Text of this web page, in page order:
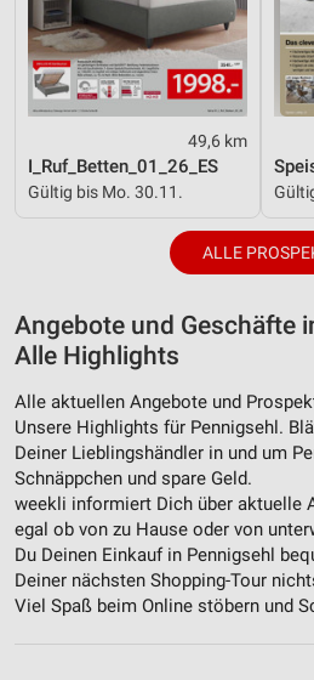
49,6 km
I_Ruf_Betten_01_26_ES
Gültig bis Mo. 30.11.
ALLE
Angebote und Geschäfte
Alle Highlights
Alle aktuellen Angebote und
Unsere Highlights für Pennigsehl.
Deiner Lieblingshändler in und um
Schnäppchen und spare Geld.
weekli informiert Dich über aktuelle
egal ob von zu Hause oder von
Du Deinen Einkauf in Pennigsehl
Deiner nächsten Shopping-Tour
Viel Spaß beim Online stöbern und